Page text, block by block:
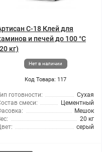
С-18 Клей для
и печей до 100 °С
кг)
Нет в наличии
Код Товара: 117
готовности:
Сухая
смеси:
Цементный
Мешок
20 кг
серый